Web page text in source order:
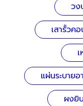
วง
เสารั้วค
แผ่นระบายอ
ผงยิ